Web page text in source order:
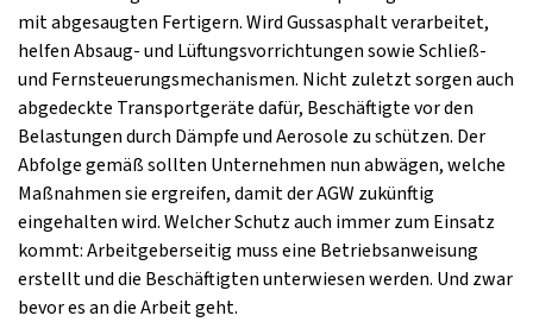
mit abgesaugten Fertigern. Wird Gussasphalt verarbeitet,
helfen Absaug- und Lüftungsvorrichtungen sowie Schließ-
und Fernsteuerungsmechanismen. Nicht zuletzt sorgen auch
abgedeckte Transportgeräte dafür, Beschäftigte vor den
Belastungen durch Dämpfe und Aerosole zu schützen. Der
Abfolge gemäß sollten Unternehmen nun abwägen, welche
Maßnahmen sie ergreifen, damit der AGW zukünftig
eingehalten wird. Welcher Schutz auch immer zum Einsatz
kommt: Arbeitgeberseitig muss eine Betriebsanweisung
erstellt und die Beschäftigten unterwiesen werden. Und zwar
bevor es an die Arbeit geht.